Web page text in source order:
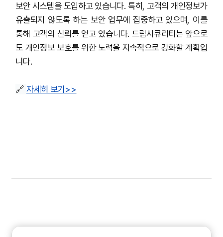
보안 시스템을 도입하고 있습니다. 특히, 고객의 개인정보가
유출되지 않도록 하는 보안 업무에 집중하고 있으며, 이를
통해 고객의 신뢰를 얻고 있습니다. 드림시큐리티는 앞으로
도 개인정보 보호를 위한 노력을 지속적으로 강화할 계획입
니다.
🔗 자세히 보기>>